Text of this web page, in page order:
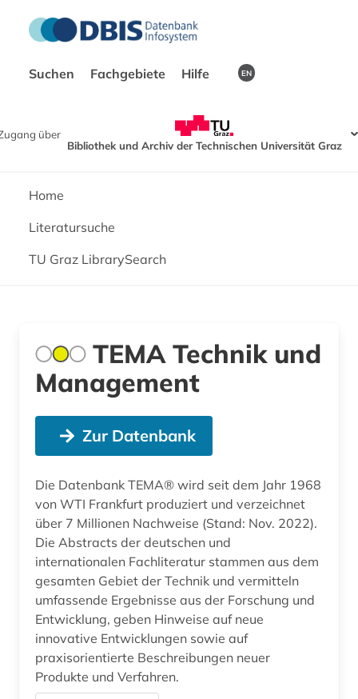
Suchen Fachgebiete Hilfe EN
über
Bibliothek und Archiv der Technischen Universität Graz
Home
Literatursuche
TU Graz LibrarySearch
TEMA Technik und
Management
Zur Datenbank
Die Datenbank TEMA® wird seit dem Jahr 1968
von WTI Frankfurt produziert und verzeichnet
über 7 Millionen Nachweise (Stand: Nov. 2022).
Die Abstracts der deutschen und
internationalen Fachliteratur stammen aus dem
gesamten Gebiet der Technik und vermitteln
umfassende Ergebnisse aus der Forschung und
Entwicklung, geben Hinweise auf neue
innovative Entwicklungen sowie auf
praxisorientierte Beschreibungen neuer
Produkte und Verfahren.